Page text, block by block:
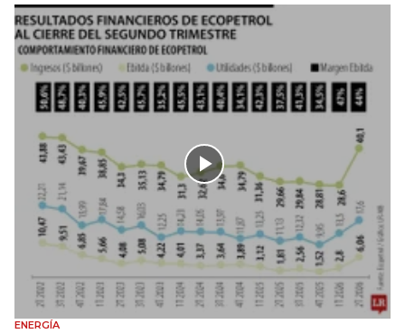
ENERGÍA